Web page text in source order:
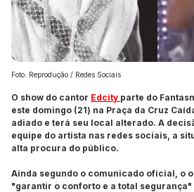
Foto: Reprodução / Redes Sociais
O show do cantor Edcity parte do
este domingo (21) na Praça da Cruz
adiado e terá seu local alterado. A
equipe do artista nas redes sociais, a
alta procura do público.
Ainda segundo o comunicado oficial, o
"garantir o conforto e a total segurança"